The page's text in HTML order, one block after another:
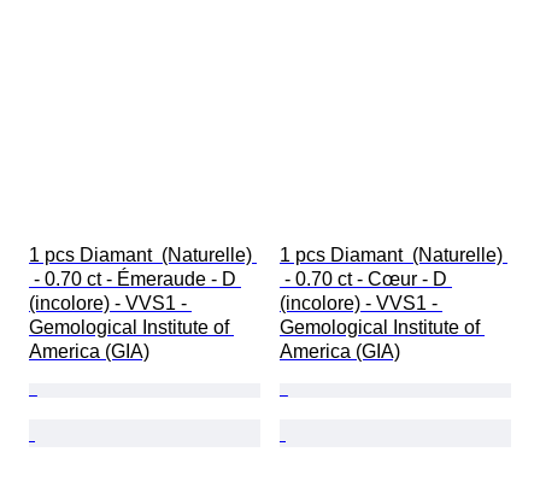
1 pcs Diamant  (Naturelle)
- 0.70 ct - Émeraude - D
(incolore) - VVS1 -
Gemological Institute of
America (GIA)
1 pcs Diamant  (Naturelle)
- 0.70 ct - Cœur - D
(incolore) - VVS1 -
Gemological Institute of
America (GIA)